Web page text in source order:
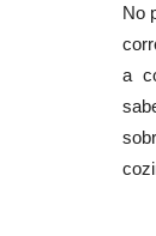
No
a